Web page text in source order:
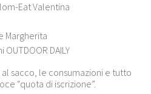
Eat Valentina
Margherita
DAILY
sacco, le consumazioni e tutto
“quota di iscrizione”.